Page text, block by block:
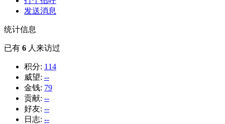
发送消息
统计信息
已有 6 人来访过
积分: 114
威望: --
金钱: 79
贡献: --
好友: --
日志: --